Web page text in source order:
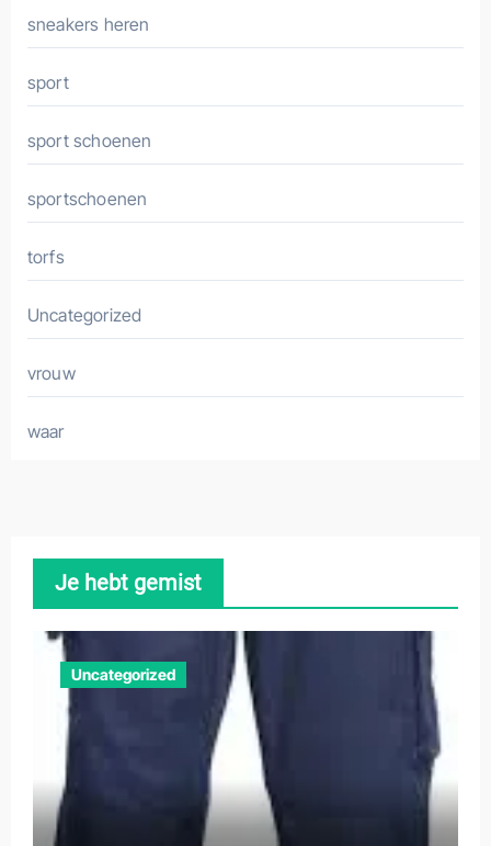
sneakers heren
sport
sport schoenen
sportschoenen
torfs
Uncategorized
vrouw
waar
Je hebt gemist
Uncategorized